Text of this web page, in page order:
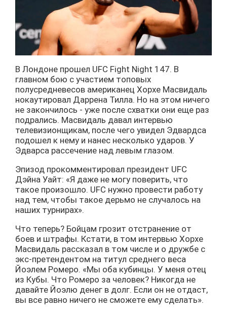
В Лондоне прошел UFC Fight Night 147. В
главном бою с участием топовых
полусредневесов американец Хорхе Масвидаль
нокаутировал Даррена Тилла. Но на этом ничего
не закончилось - уже после схватки они еще раз
подрались. Масвидаль давал интервью
телевизионщикам, после чего увидел Эдвардса
подошел к нему и нанес несколько ударов. У
Эдварса рассечение над левым глазом.
Эпизод прокомментировал президент UFC
Дэйна Уайт: «Я даже не могу поверить, что
такое произошло. UFC нужно провести работу
над тем, чтобы такое дерьмо не случалось на
наших турнирах».
Что теперь? Бойцам грозит отстранение от
боев и штрафы. Кстати, в том интервью Хорхе
Масвидаль рассказал в том числе и о дружбе с
экс-претендентом на титул среднего веса
Йоэлем Ромеро. «Мы оба кубинцы. У меня отец
из Кубы. Что Ромеро за человек? Никогда не
давайте Йоэлю денег в долг. Если он не отдаст,
вы все равно ничего не сможете ему сделать».